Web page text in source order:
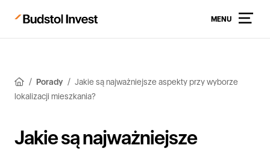
MENU
Porady
Jakie są najważniejsze aspekty przy wyborze
lokalizacji mieszkania?
Jakie są najważniejsze